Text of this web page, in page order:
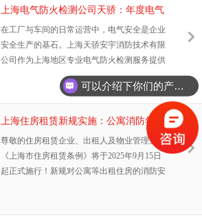
酒店、宾馆、公寓必须进行消防安全评估？ ·
高层建筑内的酒店、宾馆、公寓（建筑高度 24
米） · 客房数 50间的人员密集场所 · 火灾高危
单位（如位于城市综合体、地下空间等） ·
上海电气防火检测公司天骄：年度电气
防火检测服务 | 专业守护工厂车间用电
安全
在工厂与车间的日常运营中，电气安全是企业
安全生产的基石。上海天骄安宇消防技术有限
公司作为上海地区专业电气防火检测服务提供
商，为您提供全面、合规、高效的年度电气防
火检测服务，有效预防电气火灾隐患，保障企
业安全生产。 为何选择专业电气防火检测？ ?
合规性保障：满足《消防法》及地方消防法规
要求，避免因消防不合规导致的处罚或停产风
险 ?隐患精准预防：系统检测老化线路、设备
过载、接触不良等潜在电气火灾隐患 ?企业资
上海住房租赁新规实施：公寓消防年检
已成法定责任！-上海消防年检机构天骄
尊敬的住房租赁企业、出租人及物业管理方：
《上海市住房租赁条例》将于2025年9月15日
起正式施行！新规对公寓等出租住房的消防安
性标准，切实保障租客人身安全与健康。 公寓
可以介绍下你们的产品么？